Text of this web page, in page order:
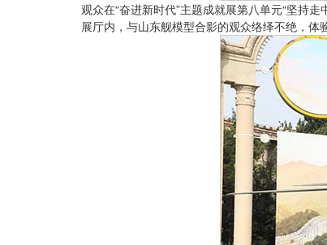
观众在“奋进新时代”主题成就展第八单元“坚持
展厅内，与山东舰模型合影的观众络绎不绝，体